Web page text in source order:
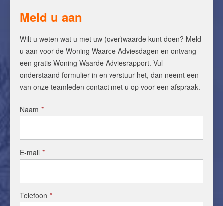
Meld u aan
Wilt u weten wat u met uw (over)waarde kunt doen? Meld
u aan voor de Woning Waarde Adviesdagen en ontvang
een gratis Woning Waarde Adviesrapport. Vul
onderstaand formulier in en verstuur het, dan neemt een
van onze teamleden contact met u op voor een afspraak.
Naam *
E-mail *
Telefoon *